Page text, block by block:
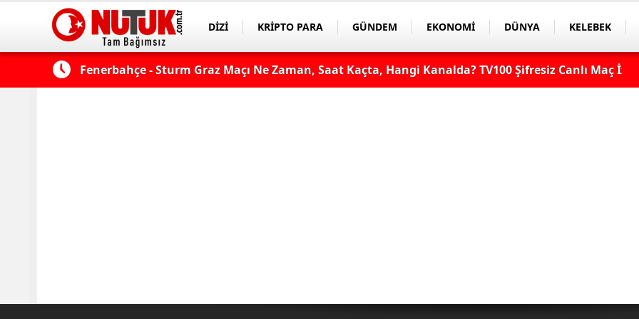
DİZİ KRİPTO PARA GÜNDEM EKONOMİ DÜNYA KELEBEK
şifresiz Fenerbahçe - Sturm Graz Maçı Ne Zaman, Saat Kaçta, Hangi Kanalda? TV100 Şifresiz Canlı Maç İzle